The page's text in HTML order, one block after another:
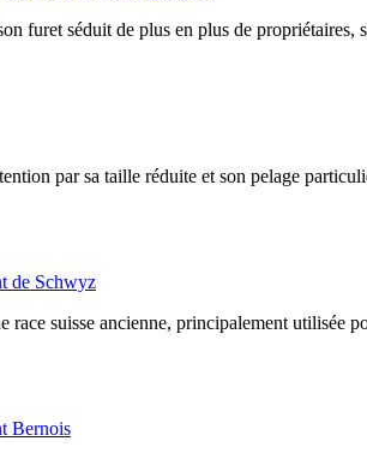
furet séduit de plus en plus de propriétaires,
par sa taille réduite et son pelage
de Schwyz
suisse ancienne, principalement utilisée
Bernois